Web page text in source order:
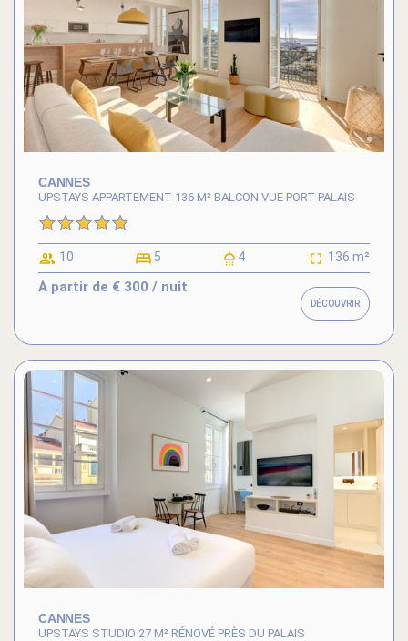
CANNES
UPSTAYS APPARTEMENT 136 M² BALCON VUE PORT PALAIS
10 5 4 136 m²
À partir de € 300 / nuit
DÉCOUVRIR
CANNES
UPSTAYS STUDIO 27 M² RÉNOVÉ PRÈS DU PALAIS